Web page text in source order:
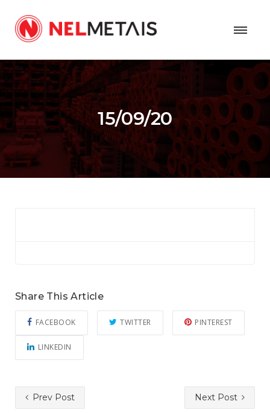
15/09/20
Share This Article
FACEBOOK TWITTER PINTEREST
LINKEDIN
Prev Post Next Post